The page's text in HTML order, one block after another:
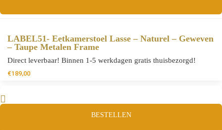
LABEL51- Eetkamerstoel Lasse – Naturel – Geweven
– Taupe Metalen Frame
Direct leverbaar! Binnen 1-5 werkdagen gratis thuisbezorgd!
€189,00
BESTELLEN